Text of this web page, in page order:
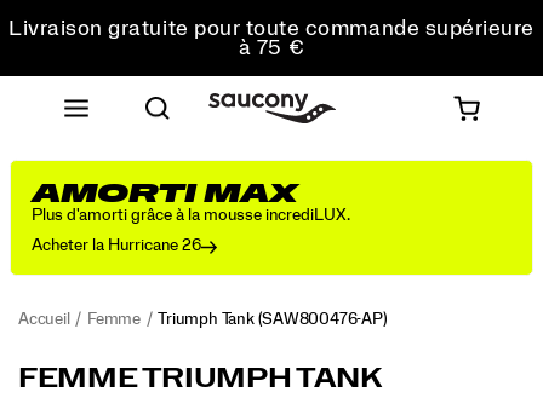
Livraison gratuite pour toute commande supérieure
à 75 €
Retours gratuits sur toutes les commandes
Obtenez 10 % de réduction sur votre première
AMORTI MAX
Plus d'amorti grâce à la mousse incrediLUX.
Acheter la Hurricane 26
Accueil Femme Triumph Tank (SAW800476-AP)
FEMME TRIUMPH TANK